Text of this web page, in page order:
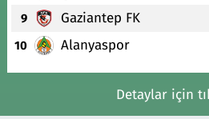
9 Gaziantep FK
10 Alanyaspor
Detaylar için